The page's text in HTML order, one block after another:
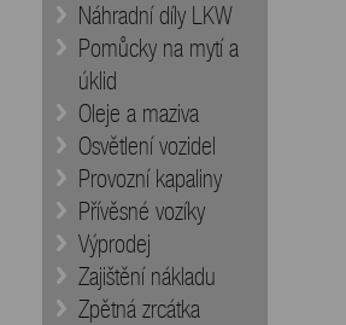
Náhradní díly LKW
Pomůcky na mytí a
úklid
Oleje a maziva
Osvětlení vozidel
Provozní kapaliny
Přívěsné vozíky
Výprodej
Zajištění nákladu
Zpětná zrcátka